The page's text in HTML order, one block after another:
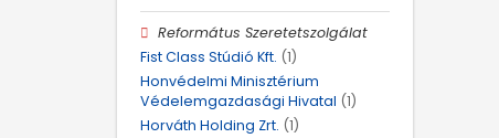
Református Szeretetszolgálat
Fist Class Stúdió Kft. (1)
Honvédelmi Minisztérium
Védelemgazdasági Hivatal (1)
Horváth Holding Zrt. (1)